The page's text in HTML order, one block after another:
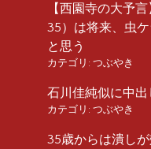
【西園寺の大予
35）は将来、虫
と思う
カテゴリ: つぶやき
石川佳純似に中出
カテゴリ: つぶやき
35歳からは潰し